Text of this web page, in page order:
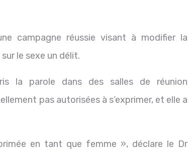
campagne réussie visant à modifier la
le sexe un délit.
la parole dans des salles de réunion
pas autorisées à s’exprimer, et elle a
en tant que femme », déclare le Dr